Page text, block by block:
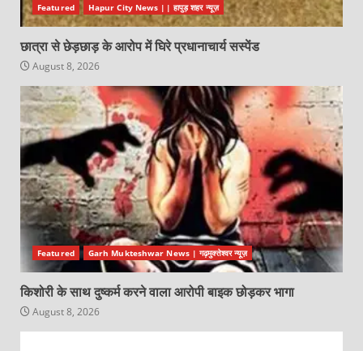
Featured Hapur City News || हापुड़ शहर न्यूज़
छात्रा से छेड़छाड़ के आरोप में घिरे प्रधानाचार्य सस्पेंड
August 8, 2026
Featured Garh Mukteshwar News | गढ़मुक्तेश्वर न्यूज़
किशोरी के साथ दुष्कर्म करने वाला आरोपी बाइक छोड़कर भागा
August 8, 2026